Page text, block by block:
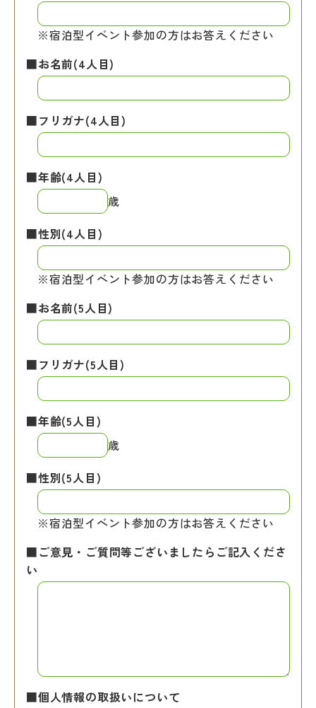
※宿泊型イベント参加の方はお答えください
■お名前(4人目)
■フリガナ(4人目)
■年齢(4人目)
歳
■性別(4人目)
※宿泊型イベント参加の方はお答えください
■お名前(5人目)
■フリガナ(5人目)
■年齢(5人目)
歳
■性別(5人目)
※宿泊型イベント参加の方はお答えください
■ご意見・ご質問等ございましたらご記入くださ
い
■個人情報の取扱いについて